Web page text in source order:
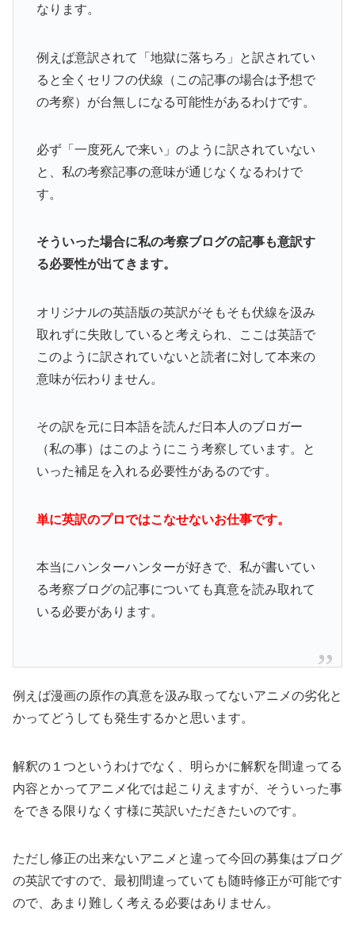
なります。
例えば意訳されて「地獄に落ちろ」と訳されてい
ると全くセリフの伏線（この記事の場合は予想で
の考察）が台無しになる可能性があるわけです。
必ず「一度死んで来い」のように訳されていない
と、私の考察記事の意味が通じなくなるわけで
す。
そういった場合に私の考察ブログの記事も意訳す
る必要性が出てきます。
オリジナルの英語版の英訳がそもそも伏線を汲み
取れずに失敗していると考えられ、ここは英語で
このように訳されていないと読者に対して本来の
意味が伝わりません。
その訳を元に日本語を読んだ日本人のブロガー
（私の事）はこのようにこう考察しています。と
いった補足を入れる必要性があるのです。
単に英訳のプロではこなせないお仕事です。
本当にハンターハンターが好きで、私が書いてい
る考察ブログの記事についても真意を読み取れて
いる必要があります。
例えば漫画の原作の真意を汲み取ってないアニメの劣化と
かってどうしても発生するかと思います。
解釈の１つというわけでなく、明らかに解釈を間違ってる
内容とかってアニメ化では起こりえますが、そういった事
をできる限りなくす様に英訳いただきたいのです。
ただし修正の出来ないアニメと違って今回の募集はブログ
の英訳ですので、最初間違っていても随時修正が可能です
ので、あまり難しく考える必要はありません。